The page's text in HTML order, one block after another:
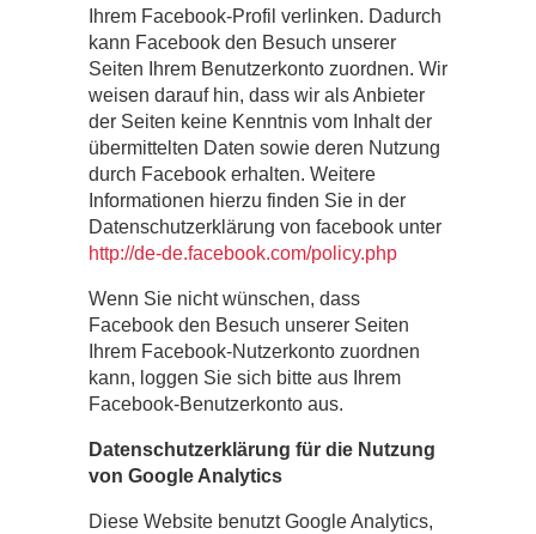
Ihrem Facebook-Profil verlinken. Dadurch
kann Facebook den Besuch unserer
Seiten Ihrem Benutzerkonto zuordnen. Wir
weisen darauf hin, dass wir als Anbieter
der Seiten keine Kenntnis vom Inhalt der
übermittelten Daten sowie deren Nutzung
durch Facebook erhalten. Weitere
Informationen hierzu finden Sie in der
Datenschutzerklärung von facebook unter
http://de-de.facebook.com/policy.php
Wenn Sie nicht wünschen, dass
Facebook den Besuch unserer Seiten
Ihrem Facebook-Nutzerkonto zuordnen
kann, loggen Sie sich bitte aus Ihrem
Facebook-Benutzerkonto aus.
Datenschutzerklärung für die Nutzung
von Google Analytics
Diese Website benutzt Google Analytics,